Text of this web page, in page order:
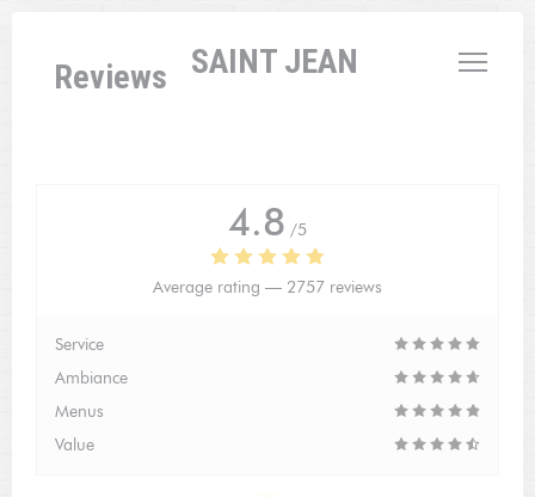
L'AUBERGE SAINT JEAN
Reviews
4.8 /5
Average rating — 2757 reviews
Service
Ambiance
Menus
Value